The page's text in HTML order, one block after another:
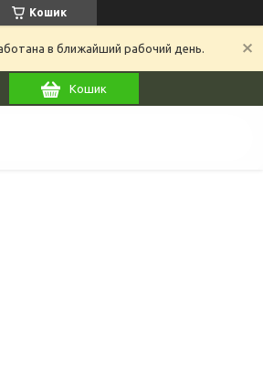
Кошик
в ближайший рабочий день.
Кошик